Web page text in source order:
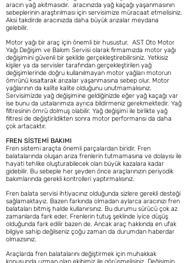
aracın yağ akıtmasıdır. aracınızda yağ kaçağı yaşanmasının
sebeplerinin araştırılması için servisimize müracaat etmelisiniz.
Aksi takdirde aracınızda daha büyük arızalar meydana
gelebilir.
Motor yağı bir araç için önemli bir husustur. AST Oto Motor
Yağı Değişim ve Bakım Servisi olarak firmamızda motor yağı
değişimini güvenli bir şekilde gerçekleştirebilirsiniz. Yetkisiz
kişiler ya da servisler tarafından gerçekleştirilen yağ
değişimlerinde doğru kullanılmayan motor yağları motorun
ömrünü kısaltarak arızalar yaşanmasına sebep olur. Motor
yağlarının da kalite kalite olduğunu unutmamalısınız.
Servisimizde yağ değişimine geldiğinizde eğer yağ kaçağı var
ise bunu da ustalarımıza ayrıca bildirmeniz gerekmektedir. Yağ
filtresinin ömrü dolmuş olabilir. Yağ değişimi ile birlikte yağ
filtresi de değiştirildikten sonra motor performansı da daha
çok artacaktır.
FREN SİSTEMİ BAKIMI
Fren sistemi araçta önemli parçalardan biridir. Fren
balatalarında oluşan arıza frenlerin tutmamasına ve dolayısı ile
hayati tehlike oluşturabilecek olan büyük kazalara kadar
gidebilir. Bu sebeple her şeyden önce araçlarınızın periyodik
bakımlarında gerekli kontrolleri yaptırmalısınız.
Fren balata servisi ihtiyacınız olduğunda sizlere gerekli desteği
sağlamaktayız. Bazen farkında olmadan aylarca aracınızı fren
balataları bitmiş halde kullanırsınız. Bu durumu sürücü çok az
zamanlarda fark eder. Frenlerin tutuş şeklinde iyice düşüş
olduğunda fark edilir bazen de. Ancak araç hakkında en ufak
bilgiye sahip değilseniz çoğu zaman da durumdan haberdar
olmazsınız.
Araçlarda fren balatalarını değiştirmek için muhakkak